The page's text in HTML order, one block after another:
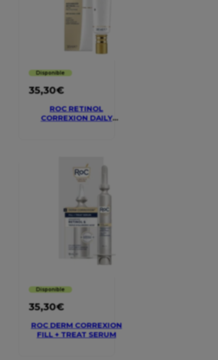
Disponible
35,30€
ROC RETINOL
CORREXION DAILY
Disponible
35,30€
ROC DERM CORREXION
FILL + TREAT SERUM